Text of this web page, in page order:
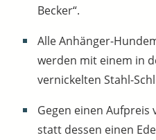
Becker“.
Alle Anhänger-
werden mit einem in
vernickelten Stahl-
Gegen einen Aufpreis
statt dessen einen